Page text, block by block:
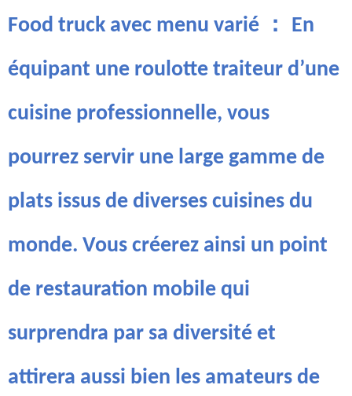
Food truck avec menu varié ： En
équipant une roulotte traiteur d’une
cuisine professionnelle, vous
pourrez servir une large gamme de
plats issus de diverses cuisines du
monde. Vous créerez ainsi un point
de restauration mobile qui
surprendra par sa diversité et
attirera aussi bien les amateurs de